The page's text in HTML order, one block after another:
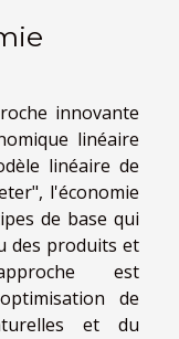
innovante
linéaire
linéaire de
l'économie
de base qui
des produits et
est
de
et du